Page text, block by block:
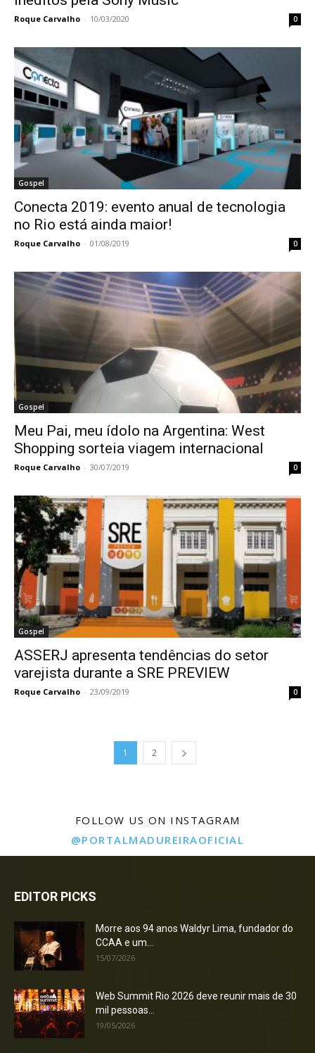
Roque Carvalho - 10/03/2020 0
Gospel
Conecta 2019: evento anual de tecnologia
no Rio está ainda maior!
Roque Carvalho - 01/08/2019 0
Gospel
Meu Pai, meu ídolo na Argentina: West
Shopping sorteia viagem internacional
Roque Carvalho - 30/07/2019 0
Gospel
ASSERJ apresenta tendências do setor
varejista durante a SRE PREVIEW
Roque Carvalho - 23/09/2019 0
1 2
FOLLOW US ON INSTAGRAM
@PORTALMADUREIRAOFICIAL
EDITOR PICKS
Morre aos 94 anos Waldyr Lima, fundador do
CCAA e um...
15/07/2026
Web Summit Rio 2026 deve reunir mais de 30
mil pessoas...
19/05/2026